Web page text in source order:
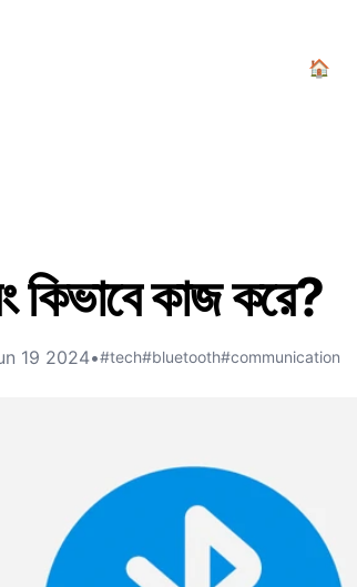
🏠
কিভাবে কাজ করে?
19 2024•#tech#bluetooth#communication